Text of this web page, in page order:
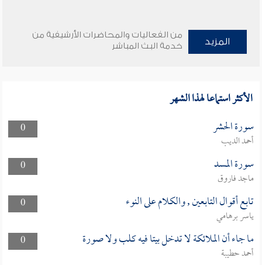
المزيد
من الفعاليات والمحاضرات الأرشيفية من
خدمة البث المباشر
الأكثر استماعا لهذا الشهر
0 سورة الحشر
أحمد الديب
0
سورة المسد
ماجد فاروق
0
تابع أقوال التابعين , والكلام على النوء
ياسر برهامي
0
ما جاء أن الملائكة لا تدخل بيتا فيه كلب ولا صورة
أحمد حطيبة